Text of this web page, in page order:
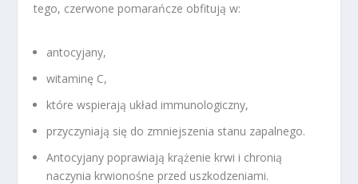
tego, czerwone pomarańcze obfitują w:
antocyjany,
witaminę C,
które wspierają układ immunologiczny,
przyczyniają się do zmniejszenia stanu zapalnego.
Antocyjany poprawiają krążenie krwi i chronią
naczynia krwionośne przed uszkodzeniami.